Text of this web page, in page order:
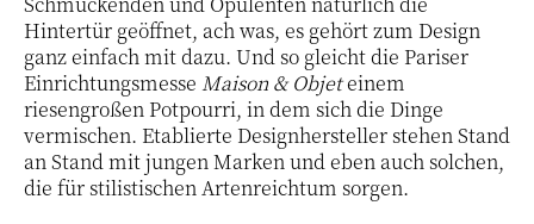
Hintertür geöffnet, ach was, es gehört zum Design
ganz einfach mit dazu. Und so gleicht die Pariser
Einrichtungsmesse Maison & Objeteinem
riesengroßen Potpourri, in dem sich die Dinge
vermischen. Etablierte Designhersteller stehen Stand
an Stand mit jungen Marken und eben auch solchen,
die für stilistischen Artenreichtum sorgen.